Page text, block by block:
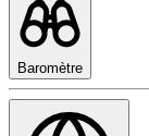
Baromètre